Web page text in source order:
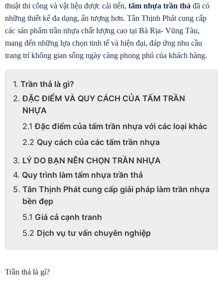
thuật thi công và vật liệu được cải tiến, tấm nhựa trần thả đã có
những thiết kế đa dạng, ấn tượng hơn. Tân Thịnh Phát cung cấp
các sản phẩm trần nhựa chất lượng cao tại Bà Rịa- Vũng Tàu,
mang đến những lựa chọn tinh tế và hiện đại, đáp ứng nhu cầu
trang trí không gian sống ngày càng phong phú của khách hàng.
Trần thả là gì?
ĐẶC ĐIỂM VÀ QUY CÁCH CỦA TẤM TRẦN
NHỰA
Đặc điểm của tấm trần nhựa với các loại khác
Quy cách của các tấm trần nhựa
LÝ DO BẠN NÊN CHỌN TRẦN NHỰA
Quy trình làm tấm nhựa trần thả
Tân Thịnh Phát cung cấp giải pháp làm trần nhựa
bền đẹp
Giá cả cạnh tranh
Dịch vụ tư vấn chuyên nghiệp
Trần thả là gì?